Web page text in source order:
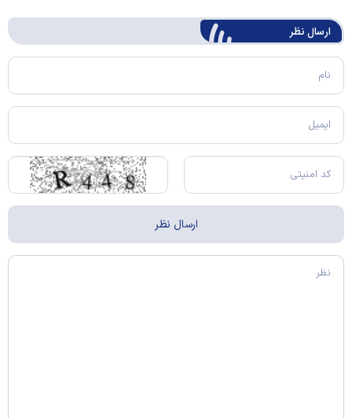
ارسال‌ نظر